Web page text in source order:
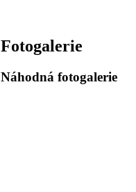
Fotogalerie
Náhodná fotogalerie